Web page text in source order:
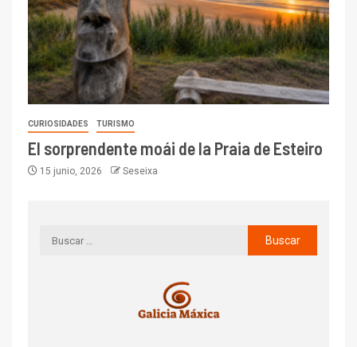
CURIOSIDADES TURISMO
El sorprendente moái de la Praia de Esteiro
15 junio, 2026 Seseixa